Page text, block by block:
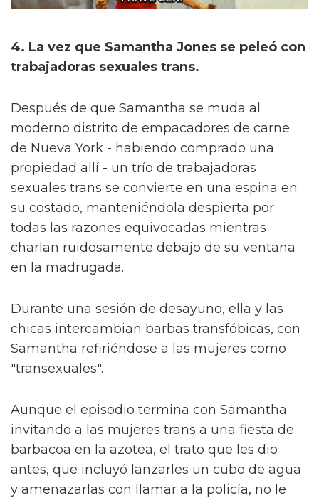
4. La vez que Samantha Jones se peleó con
trabajadoras sexuales trans.
Después de que Samantha se muda al
moderno distrito de empacadores de carne
de Nueva York - habiendo comprado una
propiedad allí - un trío de trabajadoras
sexuales trans se convierte en una espina en
su costado, manteniéndola despierta por
todas las razones equivocadas mientras
charlan ruidosamente debajo de su ventana
en la madrugada.
Durante una sesión de desayuno, ella y las
chicas intercambian barbas transfóbicas, con
Samantha refiriéndose a las mujeres como
"transexuales".
Aunque el episodio termina con Samantha
invitando a las mujeres trans a una fiesta de
barbacoa en la azotea, el trato que les dio
antes, que incluyó lanzarles un cubo de agua
y amenazarlas con llamar a la policía, no le